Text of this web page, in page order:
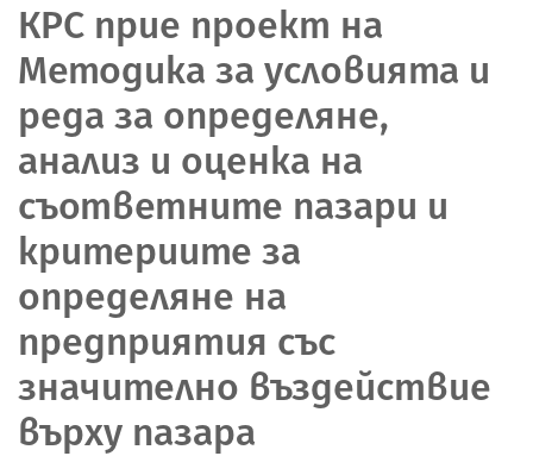
КРС прие проект на
Методика за условията и
редa за определяне,
анализ и оценка на
съответните пазари и
критериите за
определяне на
предприятия със
значително въздействие
върху пазара